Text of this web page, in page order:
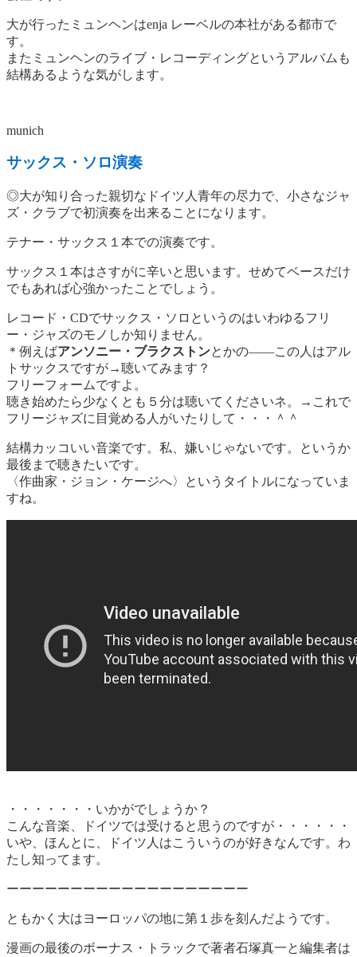
大が行ったミュンヘンはenja レーベルの本社がある都市で
す。
またミュンヘンのライブ・レコーディングというアルバムも
結構あるような気がします。
munich
サックス・ソロ演奏
◎大が知り合った親切なドイツ人青年の尽力で、小さなジャ
ズ・クラブで初演奏を出来ることになります。
テナー・サックス１本での演奏です。
サックス１本はさすがに辛いと思います。せめてベースだけ
でもあれば心強かったことでしょう。
レコード・CDでサックス・ソロというのはいわゆるフリ
ー・ジャズのモノしか知りません。
＊例えばアンソニー・ブラクストンとかの――この人はアル
トサックスですが→聴いてみます？
フリーフォームですよ。
聴き始めたら少なくとも５分は聴いてくださいネ。→これで
フリージャズに目覚める人がいたりして・・・＾＾
結構カッコいい音楽です。私、嫌いじゃないです。というか
最後まで聴きたいです。
〈作曲家・ジョン・ケージへ〉というタイトルになっていま
すね。
・・・・・・・いかがでしょうか？
こんな音楽、ドイツでは受けると思うのですが・・・・・・
いや、ほんとに、ドイツ人はこういうのが好きなんです。わ
たし知ってます。
ーーーーーーーーーーーーーーーーーーー
ともかく大はヨーロッパの地に第１歩を刻んだようです。
漫画の最後のボーナス・トラックで著者石塚真一と編集者は